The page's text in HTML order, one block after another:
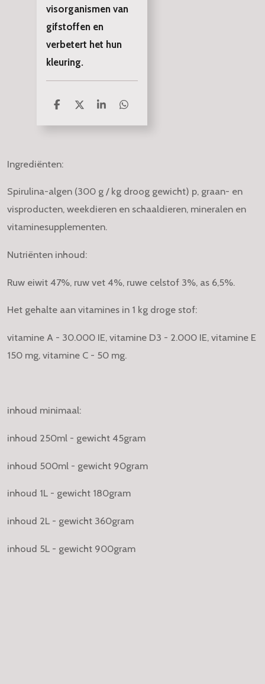
visorganismen van
gifstoffen en
verbetert het hun
kleuring.
D
l
D
e
S
a
D
l
Ingrediënten:
Spirulina-algen (300 g / kg droog gewicht) p, graan- en
visproducten, weekdieren en schaaldieren, mineralen en
vitaminesupplementen.
Nutriënten inhoud:
Ruw eiwit 47%, ruw vet 4%, ruwe celstof 3%, as 6,5%.
Het gehalte aan vitamines in 1 kg droge stof:
vitamine A - 30.000 IE, vitamine D3 - 2.000 IE, vitamine E
150 mg, vitamine C - 50 mg.
inhoud minimaal:
inhoud 250ml - gewicht 45gram
inhoud 500ml - gewicht 90gram
inhoud 1L - gewicht 180gram
inhoud 2L - gewicht 360gram
inhoud 5L - gewicht 900gram